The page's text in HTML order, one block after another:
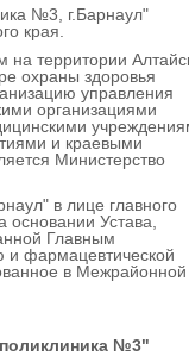
№3, г.Барнаул"
края.
территории
охраны здоровья
управления
организациями
и краевыми
Министерство
в лице главного
основании Устава,
Главным
и фармацевтической
в Межрайонной
№3"